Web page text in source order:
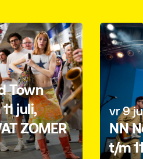
Town
juli,
ZOMER
vr 9
NN
t/m